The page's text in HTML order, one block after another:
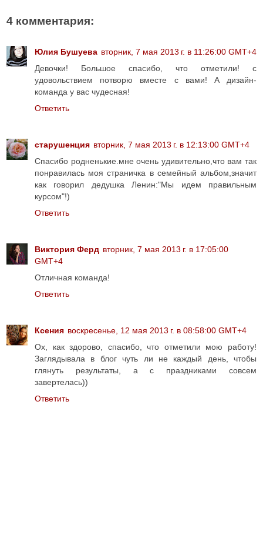
4 комментария:
Юлия Бушуева вторник, 7 мая 2013 г. в 11:26:00 GMT+4
Девочки! Большое спасибо, что отметили! с
удовольствием потворю вместе с вами! А дизайн-
команда у вас чудесная!
Ответить
старушенция вторник, 7 мая 2013 г. в 12:13:00 GMT+4
Спасибо родненькие.мне очень удивительно,что вам так
понравилась моя страничка в семейный альбом,значит
как говорил дедушка Ленин:"Мы идем правильным
курсом"!)
Ответить
Виктория Ферд вторник, 7 мая 2013 г. в 17:05:00
GMT+4
Отличная команда!
Ответить
Ксения воскресенье, 12 мая 2013 г. в 08:58:00 GMT+4
Ох, как здорово, спасибо, что отметили мою работу!
Заглядывала в блог чуть ли не каждый день, чтобы
глянуть результаты, а с праздниками совсем
завертелась))
Ответить